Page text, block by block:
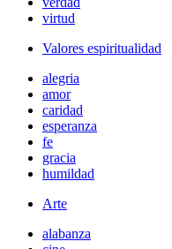
virtud
Valores espiritualidad
alegria
amor
caridad
esperanza
fe
gracia
humildad
Arte
alabanza